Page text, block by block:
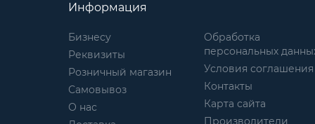
Информация
Бизнесу
Реквизиты
Розничный магазин
Самовывоз
О нас
Обработка
персональных
Условия соглашения
Контакты
Карта сайта
Производители